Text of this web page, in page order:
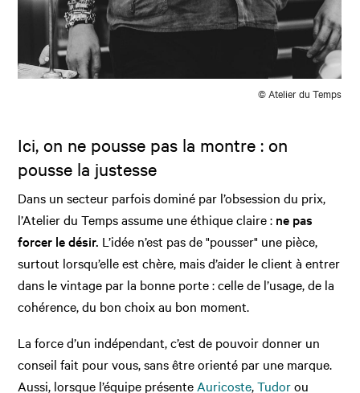
© Atelier du Temps
Ici, on ne pousse pas la montre : on
pousse la justesse
Dans un secteur parfois dominé par l’obsession du prix,
l’Atelier du Temps assume une éthique claire : ne pas
forcer le désir. L’idée n’est pas de "pousser" une pièce,
surtout lorsqu’elle est chère, mais d’aider le client à entrer
dans le vintage par la bonne porte : celle de l’usage, de la
cohérence, du bon choix au bon moment.
La force d’un indépendant, c’est de pouvoir donner un
conseil fait pour vous, sans être orienté par une marque.
Aussi, lorsque l’équipe présente Auricoste,Tudorou